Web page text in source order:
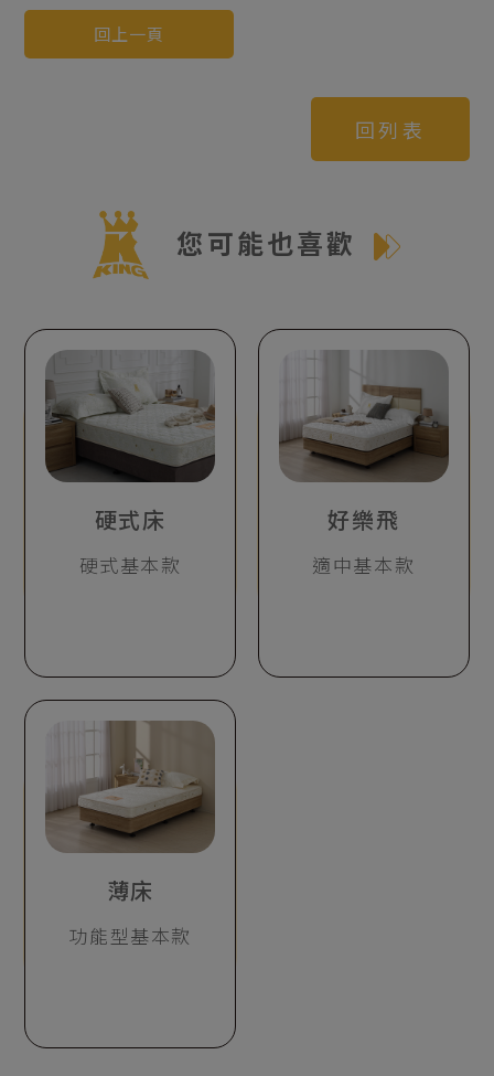
回上一頁
回列表
您可能也喜歡
硬式床
硬式基本款
好樂飛
適中基本款
薄床
功能型基本款